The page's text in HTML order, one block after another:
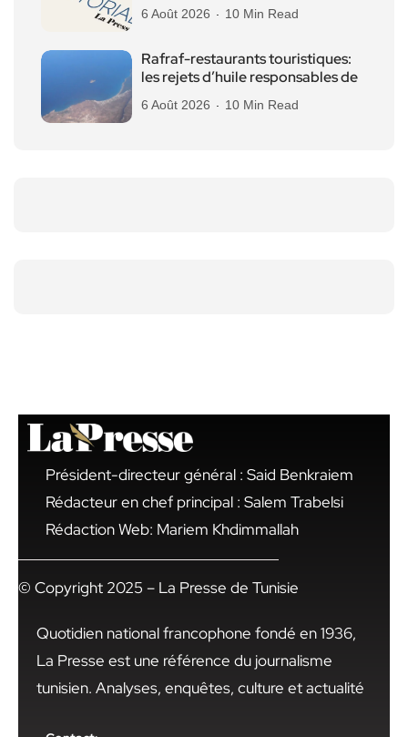
6 Août 2026 10 Min Read
Rafraf-restaurants touristiques:
les rejets d’huile responsables de
6 Août 2026 10 Min Read
Président-directeur général : Said Benkraiem
Rédacteur en chef principal : Salem Trabelsi
Rédaction Web: Mariem Khdimmallah
© Copyright 2025 – La Presse de Tunisie
Quotidien national francophone fondé en 1936,
La Presse est une référence du journalisme
tunisien. Analyses, enquêtes, culture et actualité